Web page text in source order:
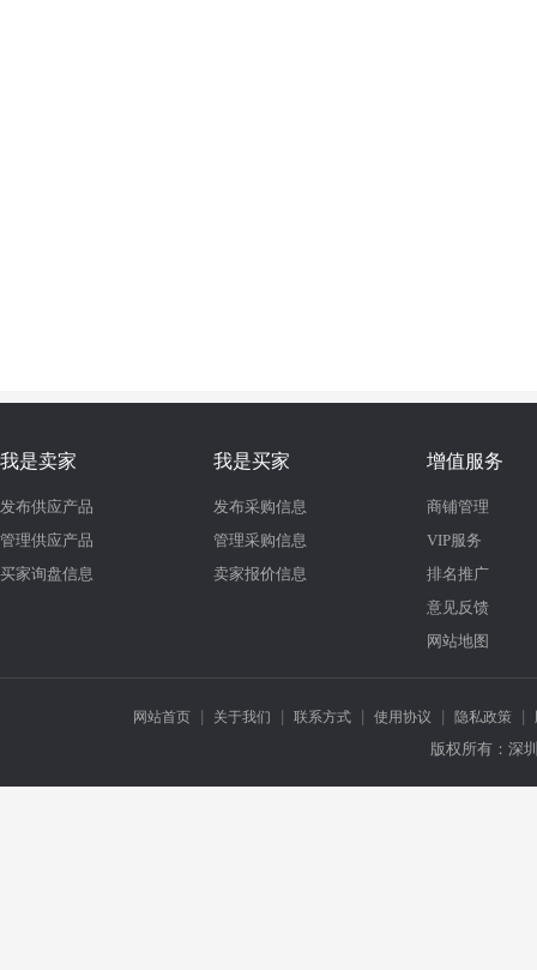
我是卖家
发布供应产品
管理供应产品
买家询盘信息
我是买家
发布采购信息
管理采购信息
卖家报价信息
增值服务
商铺管理
VIP服务
排名推广
意见反馈
网站地图
网站首页 关于我们 联系方式 使用协议 隐私政策
版权所有：深